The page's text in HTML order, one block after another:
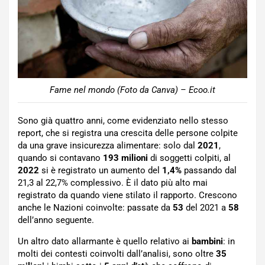
Fame nel mondo (Foto da Canva) – Ecoo.it
Sono già quattro anni, come evidenziato nello stesso
report, che si registra una crescita delle persone colpite
da una grave insicurezza alimentare: solo dal 2021,
quando si contavano 193 milioni di soggetti colpiti, al
2022 si è registrato un aumento del 1,4% passando dal
21,3 al 22,7% complessivo. È il dato più alto mai
registrato da quando viene stilato il rapporto. Crescono
anche le Nazioni coinvolte: passate da 53 del 2021 a 58
dell’anno seguente.
Un altro dato allarmante è quello relativo ai bambini: in
molti dei contesti coinvolti dall’analisi, sono oltre 35